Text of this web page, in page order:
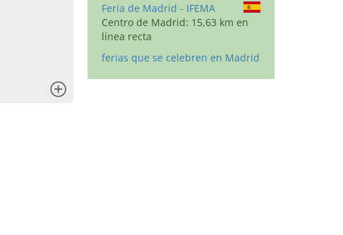
Feria de Madrid - IFEMA
Centro de Madrid: 15,63 km en
línea recta
ferias que se celebren en Madrid